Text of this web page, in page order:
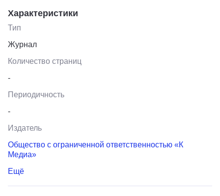
Характеристики
Тип
Журнал
Количество страниц
-
Периодичность
-
Издатель
Общество с ограниченной ответственностью «К
Медиа»
Ещё